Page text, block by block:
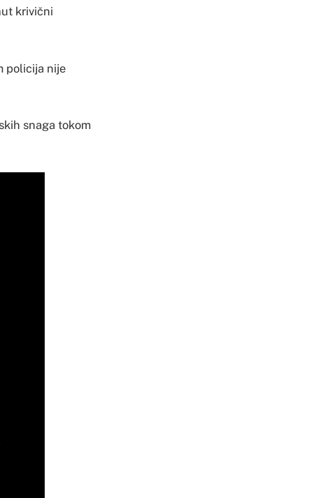
krivični
policija nije
snaga tokom